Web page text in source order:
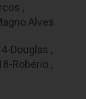
,
Alves
Douglas ,
Robério ,